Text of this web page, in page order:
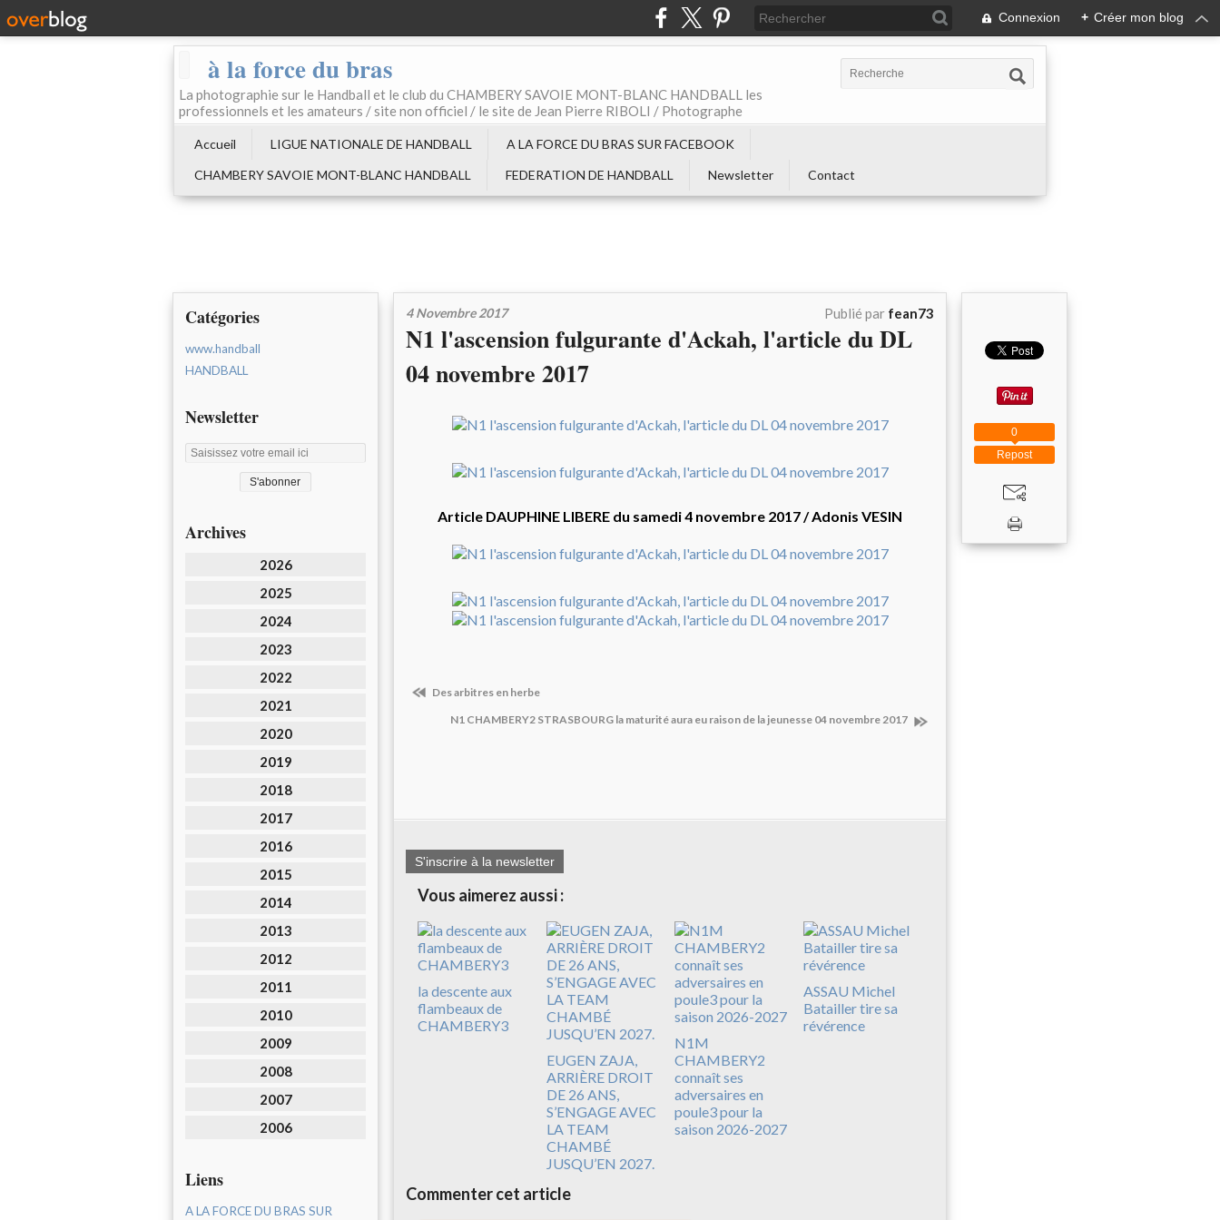
Connexion + Créer mon blog
à la force du bras
La photographie sur le Handball et le club du CHAMBERY SAVOIE MONT-BLANC HANDBALL les
professionnels et les amateurs / site non officiel / le site de Jean Pierre RIBOLI / Photographe
Accueil LIGUE NATIONALE DE HANDBALL
A LA FORCE DU BRAS SUR FACEBOOK
CHAMBERY SAVOIE MONT-BLANC HANDBALL
FEDERATION DE HANDBALL Newsletter Contact
Catégories
www.handball
HANDBALL
Newsletter
Archives
2026
2025
2024
2023
2022
2021
2020
2019
2018
2017
2016
2015
2014
2013
2012
2011
2010
2009
2008
2007
2006
Liens
A LA FORCE DU BRAS SUR
4 Novembre 2017 Publié par fean73
N1 l'ascension fulgurante d'Ackah, l'article du DL
04 novembre 2017
Article DAUPHINE LIBERE du samedi 4 novembre 2017 / Adonis VESIN
Des arbitres en herbe
N1 CHAMBERY2 STRASBOURG la maturité aura eu raison de la jeunesse 04 novembre 2017
S'inscrire à la newsletter
Vous aimerez aussi :
la descente aux
flambeaux de
CHAMBERY3
EUGEN ZAJA,
ARRIÈRE DROIT
DE 26 ANS,
S’ENGAGE AVEC
LA TEAM
CHAMBÉ
JUSQU’EN 2027.
N1M
CHAMBERY2
connaît ses
adversaires en
poule3 pour la
saison 2026-2027
ASSAU Michel
Batailler tire sa
révérence
Commenter cet article
Repost
0